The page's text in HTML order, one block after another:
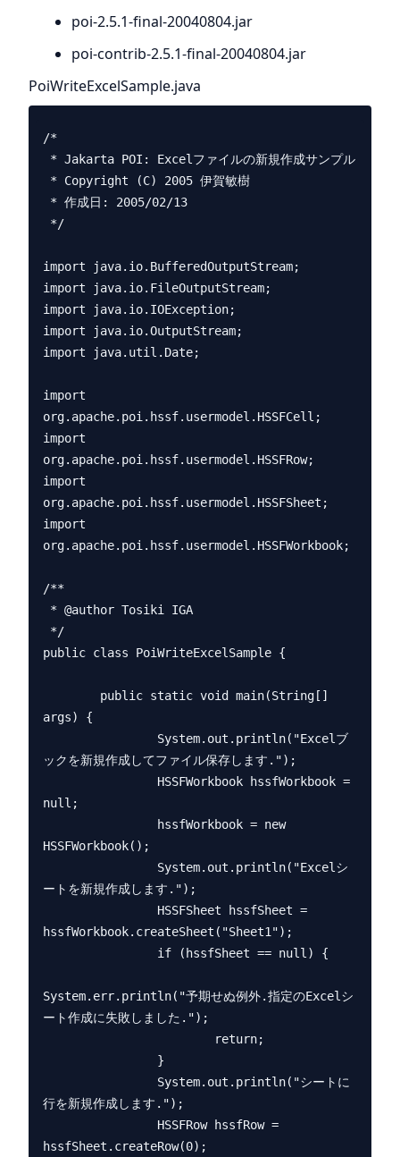
poi-2.5.1-final-20040804.jar
poi-contrib-2.5.1-final-20040804.jar
PoiWriteExcelSample.java
/*
import java.io.BufferedOutputStream;
import java.io.FileOutputStream;
import java.io.IOException;
import java.io.OutputStream;
import java.util.Date;
import
org.apache.poi.hssf.usermodel.HSSFCell;
import
org.apache.poi.hssf.usermodel.HSSFRow;
import
org.apache.poi.hssf.usermodel.HSSFSheet;
import
org.apache.poi.hssf.usermodel.HSSFWorkbook;
/**
public class PoiWriteExcelSample {
args) {
ックを新規作成してファイル保存します.");
null;
HSSFWorkbook();
ートを新規作成します.");
hssfWorkbook.createSheet("Sheet1");
System.err.println("予期せぬ例外.指定のExcelシ
ート作成に失敗しました.");
行を新規作成します.");
hssfSheet.createRow(0);